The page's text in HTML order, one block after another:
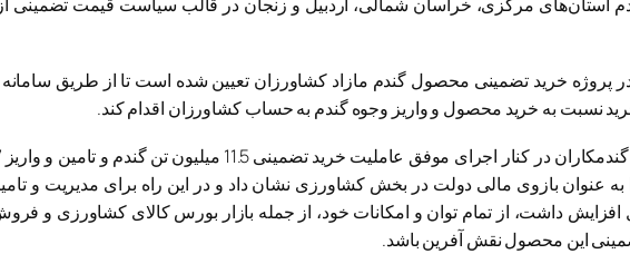
خرید تضمینی محصول گندم مازاد کشاورزان تعیین شده است تا از طریق سامانه
عنوان بازوی مالی دولت در بخش کشاورزی نشان داد و در این راه برای مدیریت و
بر 56 درصد معادل 53 هزار میلیارد ریال افزایش داشت، از تمام توان و امکانات خود، از جمله بازار بورس کالای
این محصول نقش آفرین باشد.